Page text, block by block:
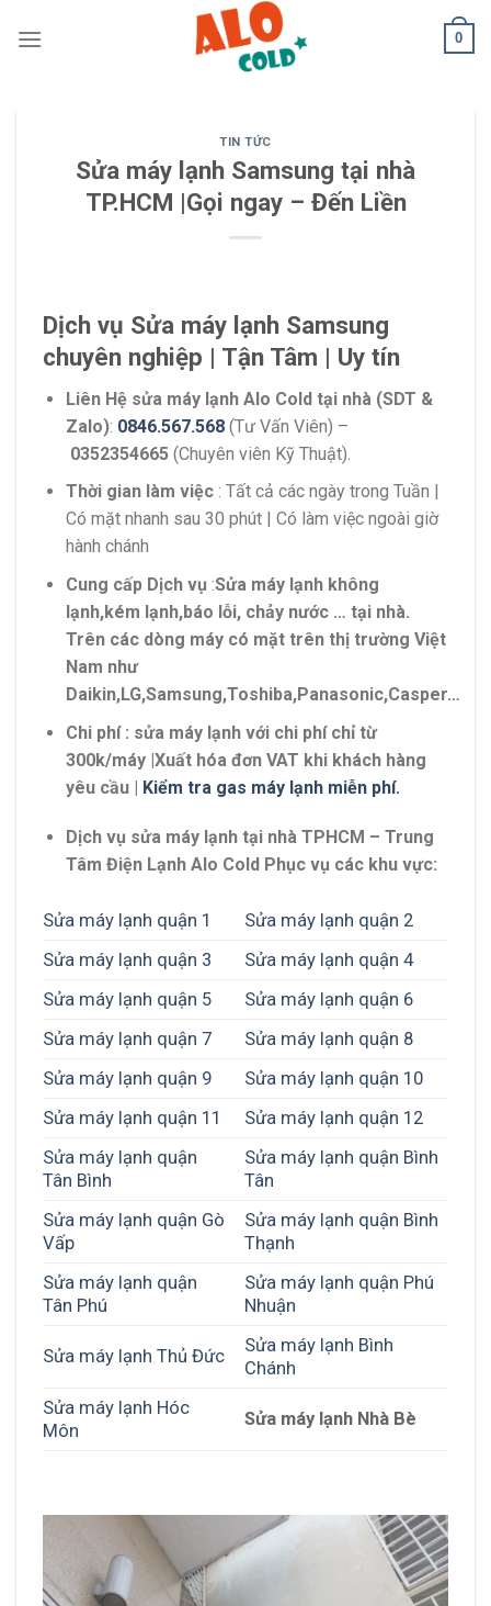
0
TIN TỨC
Sửa máy lạnh Samsung tại nhà
TP.HCM |Gọi ngay – Đến Liền
Dịch vụ Sửa máy lạnh Samsung
chuyên nghiệp | Tận Tâm | Uy tín
Liên Hệ sửa máy lạnh Alo Cold tại nhà (SDT &
Zalo): 0846.567.568(Tư Vấn Viên) –
0352354665(Chuyên viên Kỹ Thuật).
Thời gian làm việc: Tất cả các ngày trong Tuần |
Có mặt nhanh sau 30 phút | Có làm việc ngoài giờ
hành chánh
Cung cấp Dịch vụ :Sửa máy lạnh không
lạnh,kém lạnh,báo lỗi, chảy nước … tại nhà.
Trên các dòng máy có mặt trên thị trường Việt
Nam như
Daikin,LG,Samsung,Toshiba,Panasonic,Casper…
Chi phí : sửa máy lạnh với chi phí chỉ từ
300k/máy |Xuất hóa đơn VAT khi khách hàng
yêu cầu | Kiểm tra gas máy lạnh miễn phí.
Dịch vụ sửa máy lạnh tại nhà TPHCM – Trung
Tâm Điện Lạnh Alo Cold Phục vụ các khu vực:
Sửa máy lạnh quận 1
Sửa máy lạnh quận 2
Sửa máy lạnh quận 3
Sửa máy lạnh quận 4
Sửa máy lạnh quận 5
Sửa máy lạnh quận 6
Sửa máy lạnh quận 7
Sửa máy lạnh quận 8
Sửa máy lạnh quận 9
Sửa máy lạnh quận 10
Sửa máy lạnh quận 11
Sửa máy lạnh quận 12
Sửa máy lạnh quận
Tân Bình
Sửa máy lạnh quận Bình
Tân
Sửa máy lạnh quận Gò
Vấp
Sửa máy lạnh quận Bình
Thạnh
Sửa máy lạnh quận
Tân Phú
Sửa máy lạnh quận Phú
Nhuận
Sửa máy lạnh Thủ Đức
Sửa máy lạnh Bình
Chánh
Sửa máy lạnh Hóc
Môn
Sửa máy lạnh Nhà Bè